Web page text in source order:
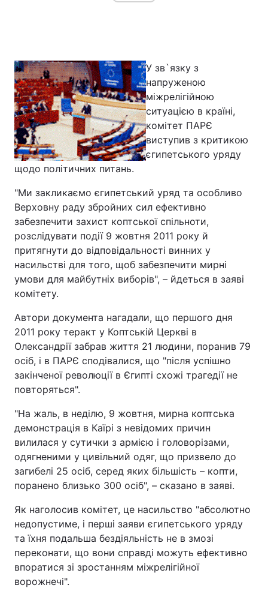
У зв`язку з
напруженою
міжрелігійною
ситуацією в країні,
комітет ПАРЄ
виступив з критикою
єгипетського уряду
щодо політичних питань.
"Ми закликаємо єгипетський уряд та особливо
Верховну раду збройних сил ефективно
забезпечити захист коптської спільноти,
розслідувати події 9 жовтня 2011 року й
притягнути до відповідальності винних у
насильстві для того, щоб забезпечити мирні
умови для майбутніх виборів", – йдеться в заяві
комітету.
Автори документа нагадали, що першого дня
2011 року теракт у Коптській Церкві в
Олександрії забрав життя 21 людини, поранив 79
осіб, і в ПАРЄ сподівалися, що "після успішно
закінченої революції в Єгипті схожі трагедії не
повторяться".
"На жаль, в неділю, 9 жовтня, мирна коптська
демонстрація в Каїрі з невідомих причин
вилилася у сутички з армією і головорізами,
одягненими у цивільний одяг, що призвело до
загибелі 25 осіб, серед яких більшість – копти,
поранено близько 300 осіб", – сказано в заяві.
Як наголосив комітет, це насильство "абсолютно
недопустиме, і перші заяви єгипетського уряду
та їхня подальша бездіяльність не в змозі
переконати, що вони справді можуть ефективно
впоратися зі зростанням міжрелігійної
ворожнечі".